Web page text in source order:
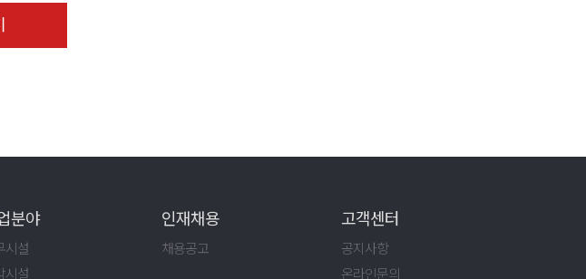
분야
시설
시설
인재채용
채용공고
고객센터
공지사항
온라인문의